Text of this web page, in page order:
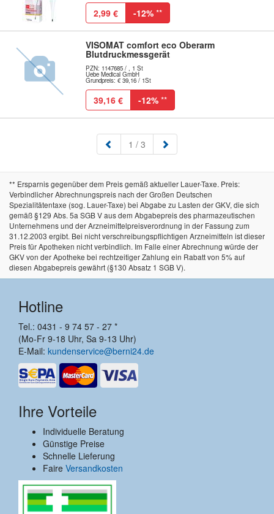
2,99 € -12% **
VISOMAT comfort eco Oberarm
Blutdruckmessgerät
PZN: 1147685 / , 1 St
Uebe Medical GmbH
Grundpreis: € 39,16 / 1St
39,16 € -12% **
1 (aktuell)
/ 3
** Ersparnis gegenüber dem Preis gemäß aktueller Lauer-Taxe. Preis:
Verbindlicher Abrechnungspreis nach der Großen Deutschen
Spezialitätentaxe (sog. Lauer-Taxe) bei Abgabe zu Lasten der GKV, die sich
gemäß §129 Abs. 5a SGB V aus dem Abgabepreis des pharmazeutischen
Unternehmens und der Arzneimittelpreisverordnung in der Fassung zum
31.12.2003 ergibt. Bei nicht verschreibungspflichtigen Arzneimitteln ist dieser
Preis für Apotheken nicht verbindlich. Im Falle einer Abrechnung würde der
GKV von der Apotheke bei rechtzeitiger Zahlung ein Rabatt von 5% auf
diesen Abgabepreis gewährt (§130 Absatz 1 SGB V).
Hotline
Tel.: 0431 - 9 74 57 - 27 *
(Mo-Fr 9-18 Uhr, Sa 9-13 Uhr)
E-Mail: kundenservice@berni24.de
Ihre Vorteile
Individuelle Beratung
Günstige Preise
Schnelle Lieferung
Faire Versandkosten